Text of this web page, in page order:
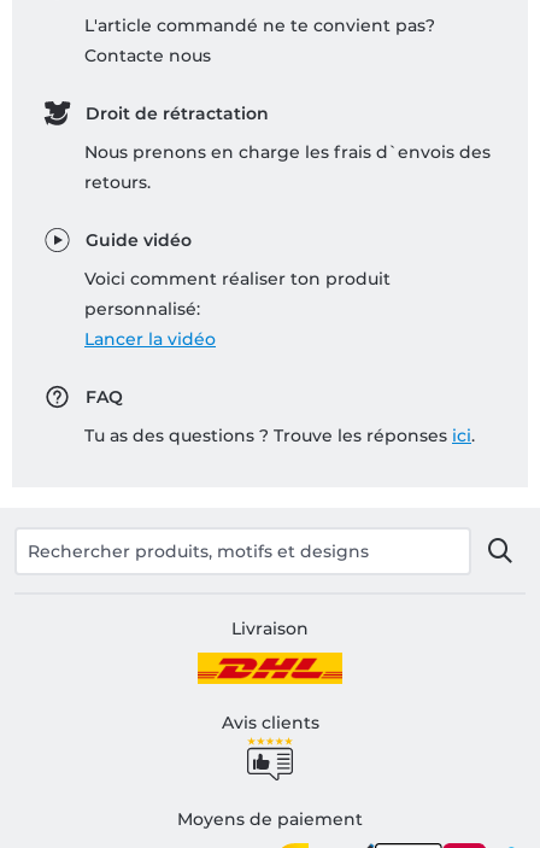
L'article commandé ne te convient pas?
Contacte nous
Droit de rétractation
Nous prenons en charge les frais d`envois des
retours.
Guide vidéo
Voici comment réaliser ton produit
personnalisé:
Lancer la vidéo
FAQ
Tu as des questions ? Trouve les réponses ici.
Livraison
Avis clients
Moyens de paiement